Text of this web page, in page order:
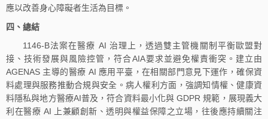
應以改善身心障礙者生活為目標。
四、總結
1146-B法案在醫療 AI 治理上，透過雙主管機關制平衡歐盟對
接、技術發展與風險控管，符合AIA要求並避免權責衝突。建立由
AGENAS 主導的醫療 AI 應用平臺，在相關部門意見下運作，確保資
料處理與服務推動合規與安全。病人權利方面，強調知情權、健康資
料隱私與地方醫療AI普及，符合資料最小化與 GDPR 規範，展現義大
利在醫療 AI 上兼顧創新、透明與權益保障之立場，往後應持續關注